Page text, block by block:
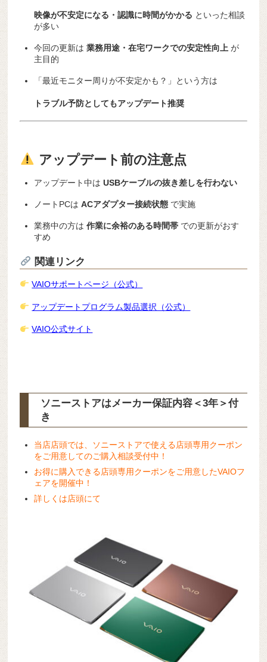
映像が不安定になる・認識に時間がかかる といった相談
が多い
今回の更新は業務用途・在宅ワークでの安定性向上 が
主目的
「最近モニター周りが不安定かも？」という方は
トラブル予防としてもアップデート推奨
アップデート前の注意点
アップデート中はUSBケーブルの抜き差しを行わない
ノートPCはACアダプター接続状態 で実施
業務中の方は作業に余裕のある時間帯 での更新がおす
すめ
関連リンク
VAIOサポートページ（公式）
アップデートプログラム製品選択（公式）
VAIO公式サイト
ソニーストアはメーカー保証内容 ＜3年＞付
き
当店店頭では、ソニーストアで使える店頭専用クーポン
をご用意してのご購入相談受付中！
お得に購入できる店頭専用クーポンをご用意したVAIOフ
ェアを開催中！
詳しくは店頭にて